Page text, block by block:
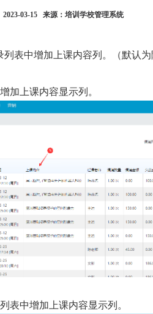
2023-03-15 来源：培训学校管理系统
表中增加上课内容列。（默认
加上课内容显示列。
表中增加上课内容显示列。